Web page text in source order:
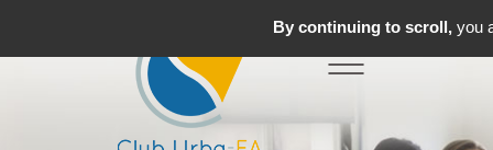
Toggle
navigation
By continuing to scroll,you